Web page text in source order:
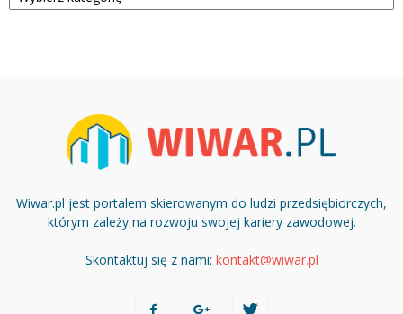
Wiwar.pl jest portalem skierowanym do ludzi przedsiębiorczych,
którym zależy na rozwoju swojej kariery zawodowej.
Skontaktuj się z nami: kontakt@wiwar.pl